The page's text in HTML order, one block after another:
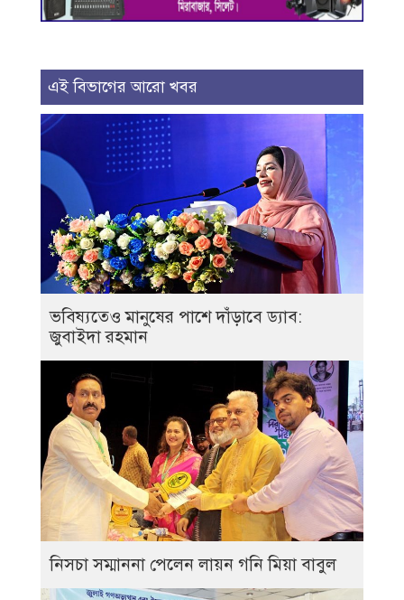
এই বিভাগের আরো খবর
ভবিষ্যতেও মানুষের পাশে দাঁড়াবে ড্যাব:
জুবাইদা রহমান
নিসচা সম্মাননা পেলেন লায়ন গনি মিয়া বাবুল